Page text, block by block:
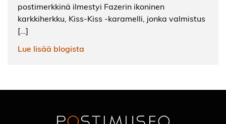
postimerkkinä ilmestyi Fazerin ikoninen
karkkiherkku, Kiss-Kiss -karamelli, jonka valmistus
[…]
Lue lisää blogista